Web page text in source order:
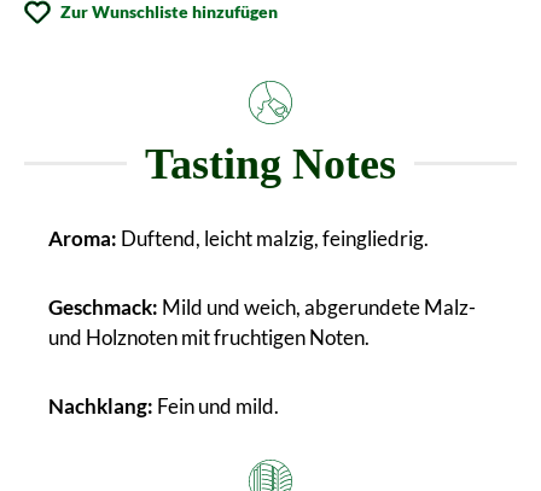
Zur Wunschliste hinzufügen
Tasting Notes
Aroma: Duftend, leicht malzig, feingliedrig.
Geschmack: Mild und weich, abgerundete Malz-
und Holznoten mit fruchtigen Noten.
Nachklang: Fein und mild.